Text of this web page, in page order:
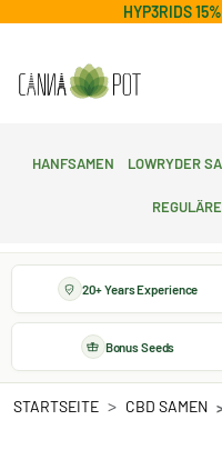
HYP3RIDS 15%
Hanfsamen Lowryder
Reguläre
20+ Years Experience
Bonus Seeds
STARTSEITE CBD SAMEN